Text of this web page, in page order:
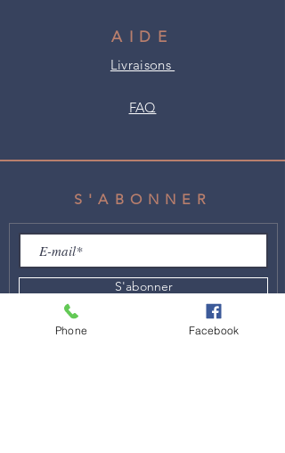
AIDE
Livraisons
FAQ
S'ABONNER
S'abonner
Phone Facebook